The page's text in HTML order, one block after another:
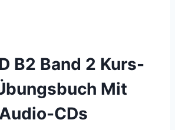
B2 Band 2 Kurs-
Mit
CDs